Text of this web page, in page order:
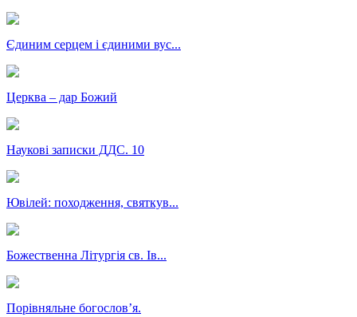
Єдиним серцем і єдиними вус...
Церква – дар Божий
Наукові записки ДДС. 10
Ювілей: походження, святкув...
Божественна Літургія св. Ів...
Порівняльне богословʼя.